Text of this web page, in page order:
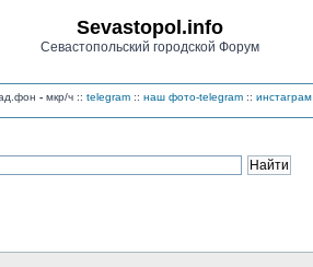
Sevastopol.info
Севастопольский городской Форум
- мкр/ч :: telegram :: наш фото-telegram :: инстаграм